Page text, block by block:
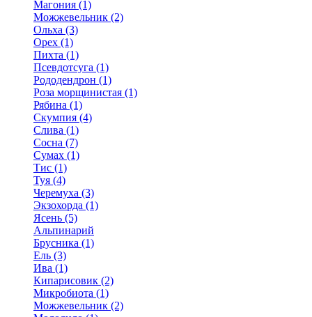
Магония (1)
Можжевельник (2)
Ольха (3)
Орех (1)
Пихта (1)
Псевдотсуга (1)
Рододендрон (1)
Роза морщинистая (1)
Рябина (1)
Скумпия (4)
Слива (1)
Сосна (7)
Сумах (1)
Тис (1)
Туя (4)
Черемуха (3)
Экзохорда (1)
Ясень (5)
Альпинарий
Брусника (1)
Ель (3)
Ива (1)
Кипарисовик (2)
Микробиота (1)
Можжевельник (2)